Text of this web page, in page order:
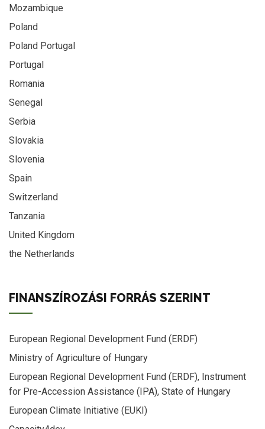
Mozambique
Poland
Poland Portugal
Portugal
Romania
Senegal
Serbia
Slovakia
Slovenia
Spain
Switzerland
Tanzania
United Kingdom
the Netherlands
FINANSZÍROZÁSI FORRÁS SZERINT
European Regional Development Fund (ERDF)
Ministry of Agriculture of Hungary
European Regional Development Fund (ERDF), Instrument
for Pre-Accession Assistance (IPA), State of Hungary
European Climate Initiative (EUKI)